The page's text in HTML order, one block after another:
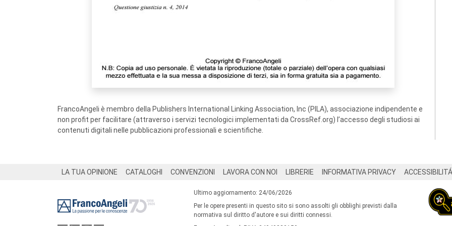
FrancoAngeli è membro della Publishers International Linking Association, Inc (PILA), associazione indipendente e
non profit per facilitare (attraverso i servizi tecnologici implementati da CrossRef.org) l’accesso degli studiosi ai
contenuti digitali nelle pubblicazioni professionali e scientifiche.
LA TUA OPINIONE CATALOGHI CONVENZIONI LAVORA CON NOI LIBRERIE INFORMATIVA PRIVACY ACCESSIBILITÁ
Ultimo aggiornamento: 24/06/2026
Per le opere presenti in questo sito si sono assolti gli obblighi previsti dalla
normativa sul diritto d'autore e sui diritti connessi.